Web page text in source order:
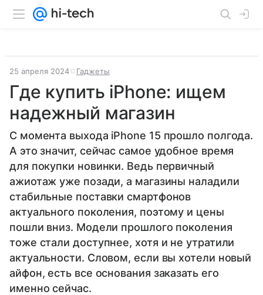
25 апреля 2024 Гаджеты
Где купить iPhone: ищем
надежный магазин
С момента выхода iPhone 15 прошло полгода.
А это значит, сейчас самое удобное время
для покупки новинки. Ведь первичный
ажиотаж уже позади, а магазины наладили
стабильные поставки смартфонов
актуального поколения, поэтому и цены
пошли вниз. Модели прошлого поколения
тоже стали доступнее, хотя и не утратили
актуальности. Словом, если вы хотели новый
айфон, есть все основания заказать его
именно сейчас.